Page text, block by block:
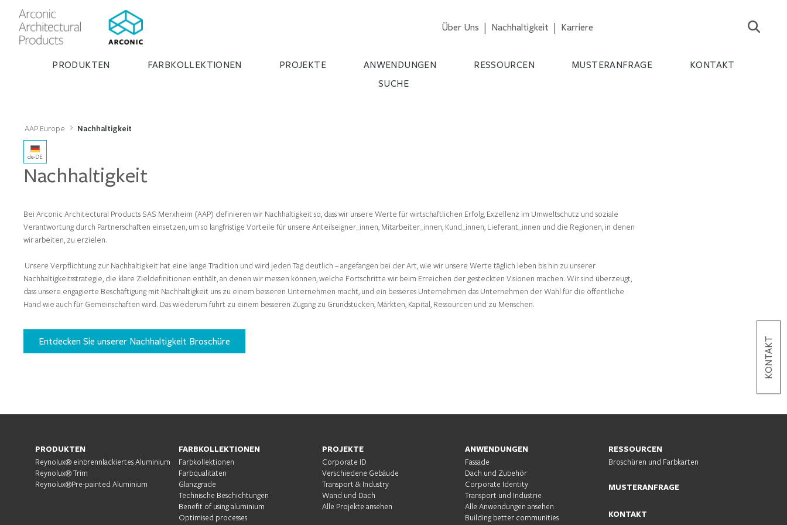
Über Uns Nachhaltigkeit Karriere
PRODUKTEN FARBKOLLEKTIONEN PROJEKTE ANWENDUNGEN RESSOURCEN MUSTERANFRAGE
KONTAKT
SUCHE
KONTAKT
AAP Europe Nachhaltigkeit
de-DE
Nachhaltigkeit
Bei Arconic Architectural Products SAS Merxheim (AAP) definieren wir Nachhaltigkeit so, dass wir unsere Werte für wirtschaftlichen Erfolg, Exzellenz im Umweltschutz und soziale
Verantwortung durch Partnerschaften einsetzen, um so langfristige Vorteile für unsere Anteilseigner_innen, Mitarbeiter_innen, Kund_innen, Lieferant_innen und die Regionen, in denen
wir arbeiten, zu erzielen.
Unsere Verpflichtung zur Nachhaltigkeit hat eine lange Tradition und wird jeden Tag deutlich – angefangen bei der Art, wie wir unsere Werte täglich leben bis hin zu unserer
Nachhaltigkeitsstrategie, die klare Zieldefinitionen enthält, an denen wir messen können, welche Fortschritte wir beim Erreichen der gesteckten Visionen machen. Wir sind überzeugt,
dass unsere engagierte Beschäftigung mit Nachhaltigkeit uns zu einem besseren Unternehmen macht, und ein besseres Unternehmen das Unternehmen der Wahl für die öffentliche
Hand wie auch für Gemeinschaften wird. Das wiederum führt zu einem besseren Zugang zu Grundstücken, Märkten, Kapital, Ressourcen und zu Menschen.
Entdecken Sie unserer Nachhaltigkeit Broschüre
PRODUKTEN
Reynolux® einbrennlackiertes Aluminium
Reynolux® Trim
Reynolux®Pre-painted Aluminium
FARBKOLLEKTIONEN
Farbkollektionen
Farbqualitäten
Glanzgrade
Technische Beschichtungen
Benefit of using aluminium
Optimised processes
PROJEKTE
Corporate ID
Verschiedene Gebäude
Transport & Industry
Wand und Dach
Alle Projekte ansehen
ANWENDUNGEN
Fassade
Dach und Zubehör
Corporate Identity
Transport und Industrie
Alle Anwendungen ansehen
Building better communities
RESSOURCEN
Broschüren und Farbkarten
MUSTERANFRAGE
KONTAKT